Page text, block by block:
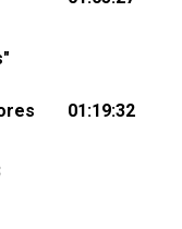
de
01:19:32